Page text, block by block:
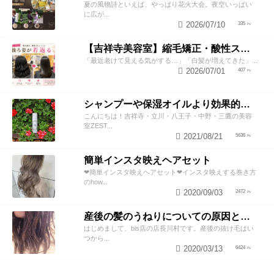
夏の風物詩といえば、やっぱり花火大会。夜空いっぱい
に広が...
335
2026/07/10
【吉祥寺美容室】縮毛矯正・酸性ストレートで若返り！後ろ姿が変わると見た目年齢も変わる？
「最近老けて見える気がする…」「白髪が増えてきた」...
407
2026/07/01
シャンプーや保湿オイルより効果的！？美容師が教える頭皮の臭い＆乾燥ケアとは
こんにちは！吉祥寺・立川・八王子・中野・三鷹の美容
室ZEST...
5636
2021/08/21
簡単インスタ映えヘアセット
❤︎簡単インスタ映えヘアセット❤︎インスタ映えする巻き方
のhow...
2472
2020/09/03
産後の髪のうねりについての原因と対策！
はじめまして、bis店の店長川村です。産後の抜け毛はい
つから...
6424
2020/03/13